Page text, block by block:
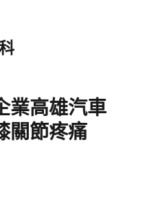
業高雄汽車
關節疼痛